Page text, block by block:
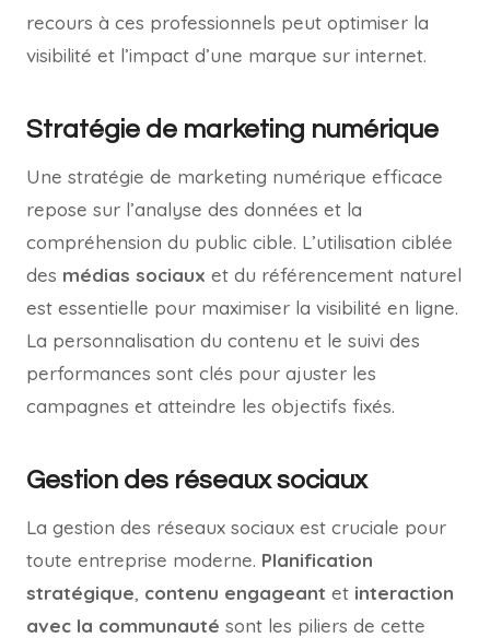
recours à ces professionnels peut optimiser la
visibilité et l’impact d’une marque sur internet.
Stratégie de marketing numérique
Une stratégie de marketing numérique efficace
repose sur l’analyse des données et la
compréhension du public cible. L’utilisation ciblée
des médias sociaux et du référencement naturel
est essentielle pour maximiser la visibilité en ligne.
La personnalisation du contenu et le suivi des
performances sont clés pour ajuster les
campagnes et atteindre les objectifs fixés.
Gestion des réseaux sociaux
La gestion des réseaux sociaux est cruciale pour
toute entreprise moderne. Planification
stratégique, contenu engageant et interaction
avec la communauté sont les piliers de cette